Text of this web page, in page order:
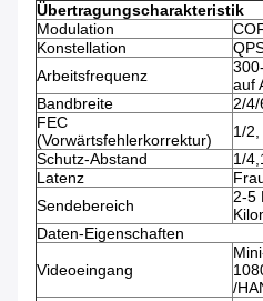
Übertragungscharakteristik
Modulation
Konstellation
Arbeitsfrequenz
auf
Bandbreite
2/4/
FEC
(Vorwärtsfehlerkorrektur)
1/
Schutz-Abstand
1/
Latenz
Sendebereich
2-5
Daten-Eigenschaften
Videoeingang
/